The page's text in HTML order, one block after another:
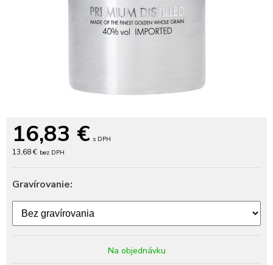
16,83 € s DPH
13,68 € bez DPH
Gravírovanie:
Na objednávku